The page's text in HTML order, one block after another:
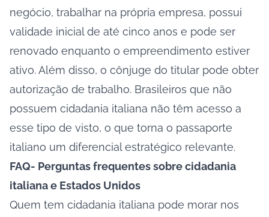
negócio, trabalhar na própria empresa, possui
validade inicial de até cinco anos e pode ser
renovado enquanto o empreendimento estiver
ativo. Além disso, o cônjuge do titular pode obter
autorização de trabalho. Brasileiros que não
possuem cidadania italiana não têm acesso a
esse tipo de visto, o que torna o passaporte
italiano um diferencial estratégico relevante.
FAQ- Perguntas frequentes sobre cidadania
italiana e Estados Unidos
Quem tem cidadania italiana pode morar nos